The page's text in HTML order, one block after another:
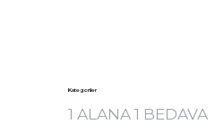
Kategoriler
1 ALANA 1 BEDAVA